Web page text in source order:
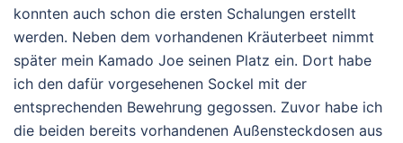
konnten auch schon die ersten Schalungen erstellt
werden. Neben dem vorhandenen Kräuterbeet nimmt
später mein Kamado Joe seinen Platz ein. Dort habe
ich den dafür vorgesehenen Sockel mit der
entsprechenden Bewehrung gegossen. Zuvor habe ich
die beiden bereits vorhandenen Außensteckdosen aus